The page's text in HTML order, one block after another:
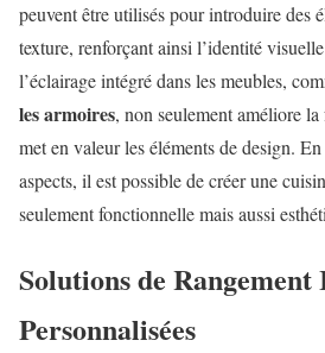
peuvent être utilisés pour introduire des
texture, renforçant ainsi l’identité
l’éclairage intégré dans les meubles,
les armoires, non seulement améliore
met en valeur les éléments de design.
aspects, il est possible de créer une
seulement fonctionnelle mais aussi
Solutions de
Personnalisées